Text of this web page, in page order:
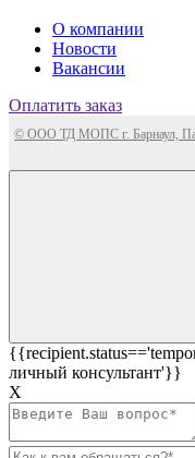
О компании
Новости
Вакансии
Оплатить заказ
© ООО ТД МОПС г. Барнаул,
личный консультант'}}
Х